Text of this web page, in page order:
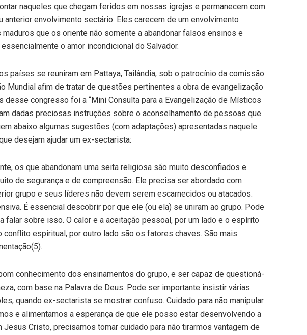
naqueles que chegam feridos em nossas igrejas e permanecem com
anterior envolvimento sectário. Eles carecem de um envolvimento
que os oriente não somente a abandonar falsos ensinos e
o amor incondicional do Salvador.
países se reuniram em Pattaya, Tailândia, sob o patrocínio da comissão
Mundial afim de tratar de questões pertinentes a obra de evangelização
desse congresso foi a “Mini Consulta para a Evangelização de Místicos
dadas preciosas instruções sobre o aconselhamento de pessoas que
abaixo algumas sugestões (com adaptações) apresentadas naquele
desejam ajudar um ex-sectarista:
os que abandonam uma seita religiosa são muito desconfiados e
de segurança e de compreensão. Ele precisa ser abordado com
grupo e seus líderes não devem serem escarnecidos ou atacados.
É essencial descobrir por que ele (ou ela) se uniram ao grupo. Pode
falar sobre isso. O calor e a aceitação pessoal, por um lado e o espírito
conflito espiritual, por outro lado são os fatores chaves. São mais
conhecimento dos ensinamentos do grupo, e ser capaz de questioná-
com base na Palavra de Deus. Pode ser importante insistir várias
quando ex-sectarista se mostrar confuso. Cuidado para não manipular
e alimentamos a esperança de que ele posso estar desenvolvendo a
Jesus Cristo, precisamos tomar cuidado para não tirarmos vantagem de